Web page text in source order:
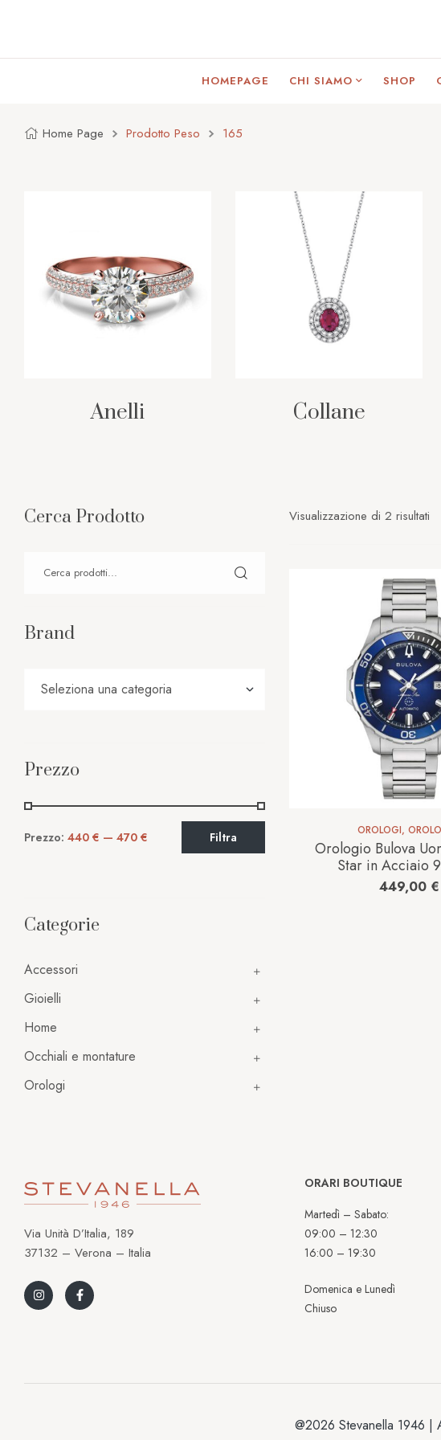
HOMEPAGE CHI SIAMO SHOP
Home Page Prodotto Peso 165
Anelli Collane
Visualizzazione di 2 risultati
OROLOGI,
Orologio Bulova
Star in Acciaio
449,00 €
Cerca Prodotto
Brand
Prezzo
Filtra
Prezzo: 440 € — 470 €
Categorie
Accessori
Gioielli
Home
Occhiali e montature
Orologi
Via Unità D’Italia, 189
37132 – Verona – Italia
ORARI BOUTIQUE
Martedì – Sabato:
09:00 – 12:30
16:00 – 19:30
Domenica e Lunedì
Chiuso
@2026 Stevanella 1946